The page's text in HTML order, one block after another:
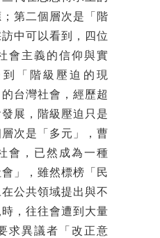
第二個層次是「階
中可以看到，四位
會主義的信仰與實
「階級壓迫的現
台灣社會，經歷超
展，階級壓迫只是
次是「多元」，曹
會，已然成為一種
會」，雖然標榜「民
公共領域提出與不
，往往會遭到大量
求異議者「改正意